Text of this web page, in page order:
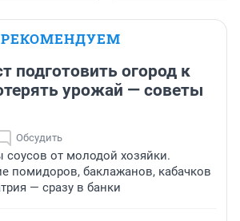
РЕКОМЕНДУЕМ
подготовить огород к
урожай — советы
Обсудить
от молодой хозяйки.
помидоров, баклажанов, кабачков
— сразу в банки